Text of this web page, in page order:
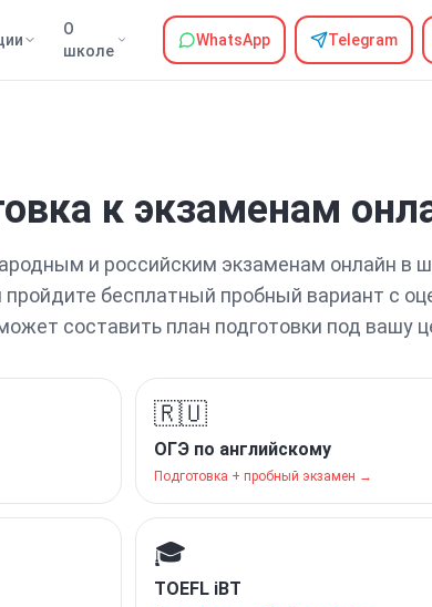
О
школе
WhatsApp Telegram
к экзаменам
и российским экзаменам онлайн в
пройдите бесплатный пробный вариант с
составить план подготовки под вашу
🇷🇺
ОГЭ по английскому
Подготовка + пробный экзамен →
🎓
TOEFL iBT